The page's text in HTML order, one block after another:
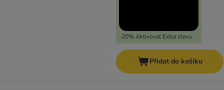
-20% Aktivovat Extra slevu
Přidat do košíku